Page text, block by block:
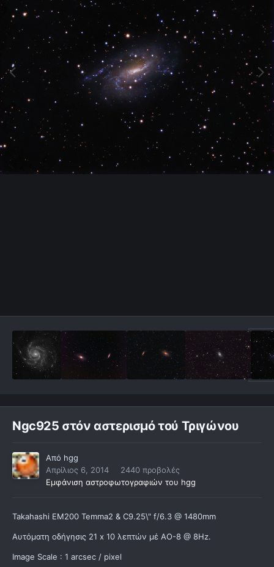
Ngc925 στόν αστερισμό τού Τριγώνου
Από hgg
Απρίλιος 6, 2014
2440 προβολές
Εμφάνιση αστροφωτογραφιών του hgg
Takahashi EM200 Temma2 & C9.25\" f/6.3 @ 1480mm
Αυτόματη οδήγησις 21 x 10 λεπτών μέ AO-8 @ 8Hz.
Image Scale : 1 arcsec / pixel